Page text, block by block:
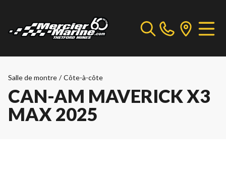
Salle de montre / Côte-à-côte
CAN-AM MAVERICK X3
MAX 2025